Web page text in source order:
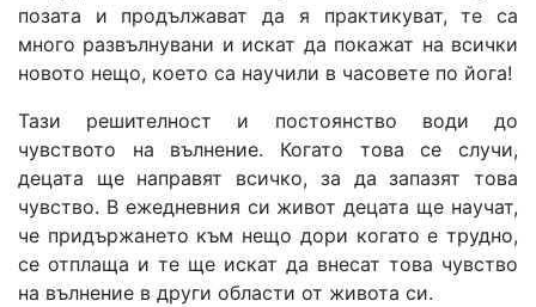
позата и продължават да я практикуват, те са
много развълнувани и искат да покажат на всички
новото нещо, което са научили в часовете по йога!
Тази решителност и постоянство води до
чувството на вълнение. Когато това се случи,
децата ще направят всичко, за да запазят това
чувство. В ежедневния си живот децата ще научат,
че придържането към нещо дори когато е трудно,
се отплаща и те ще искат да внесат това чувство
на вълнение в други области от живота си.